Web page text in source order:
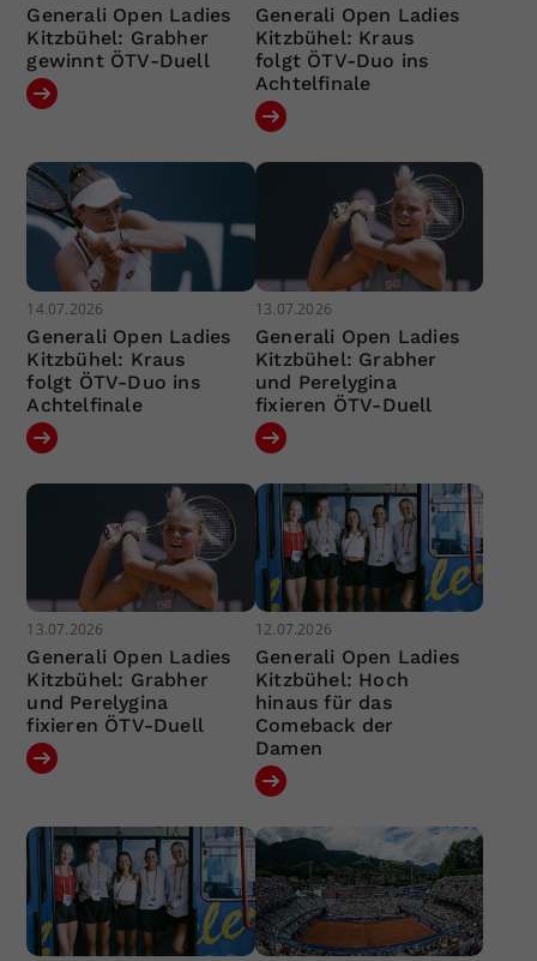
Generali Open Ladies
Kitzbühel: Grabher
gewinnt ÖTV-Duell
Generali Open Ladies
Kitzbühel: Kraus
folgt ÖTV-Duo ins
Achtelfinale
14.07.2026
Generali Open Ladies
Kitzbühel: Kraus
folgt ÖTV-Duo ins
Achtelfinale
13.07.2026
Generali Open Ladies
Kitzbühel: Grabher
und Perelygina
fixieren ÖTV-Duell
13.07.2026
Generali Open Ladies
Kitzbühel: Grabher
und Perelygina
fixieren ÖTV-Duell
12.07.2026
Generali Open Ladies
Kitzbühel: Hoch
hinaus für das
Comeback der
Damen